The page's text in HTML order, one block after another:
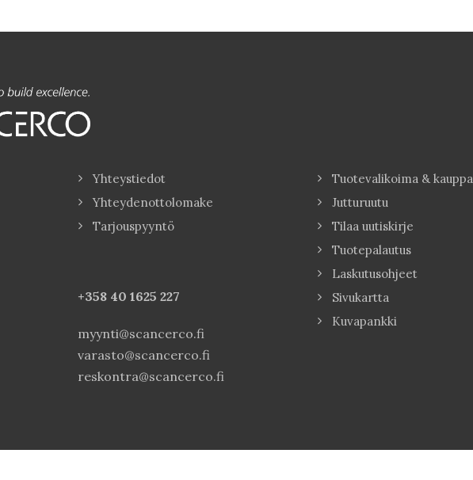
Yhteystiedot
Yhteydenottolomake
Tarjouspyyntö
+358 40 1625 227
myynti@scancerco.fi
varasto@scancerco.fi
reskontra@scancerco.fi
Tuotevalikoima & kauppa
Jutturuutu
Tilaa uutiskirje
Tuotepalautus
Laskutusohjeet
Sivukartta
Kuvapankki